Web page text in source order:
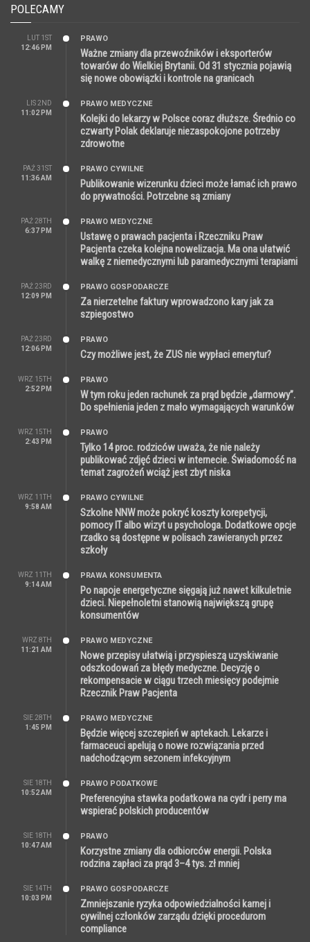
POLECAMY
LUT 1ST
12:46 PM
PRAWO
Ważne zmiany dla przewoźników i eksporterów
towarów do Wielkiej Brytanii. Od 31 stycznia pojawią
się nowe obowiązki i kontrole na granicach
LIS 2ND
11:02 PM
PRAWO MEDYCZNE
Kolejki do lekarzy w Polsce coraz dłuższe. Średnio co
czwarty Polak deklaruje niezaspokojone potrzeby
zdrowotne
PAŹ 31ST
11:36 AM
PRAWO CYWILNE
Publikowanie wizerunku dzieci może łamać ich prawo
do prywatności. Potrzebne są zmiany
PAŹ 28TH
6:37 PM
PRAWO MEDYCZNE
Ustawę o prawach pacjenta i Rzeczniku Praw
Pacjenta czeka kolejna nowelizacja. Ma ona ułatwić
walkę z niemedycznymi lub paramedycznymi terapiami
PAŹ 23RD
12:09 PM
PRAWO GOSPODARCZE
Za nierzetelne faktury wprowadzono kary jak za
szpiegostwo
PAŹ 23RD
12:06 PM
PRAWO
Czy możliwe jest, że ZUS nie wypłaci emerytur?
WRZ 15TH
2:52 PM
PRAWO
W tym roku jeden rachunek za prąd będzie „darmowy”.
Do spełnienia jeden z mało wymagających warunków
WRZ 15TH
2:43 PM
PRAWO
Tylko 14 proc. rodziców uważa, że nie należy
publikować zdjęć dzieci w internecie. Świadomość na
temat zagrożeń wciąż jest zbyt niska
WRZ 11TH
9:58 AM
PRAWO CYWILNE
Szkolne NNW może pokryć koszty korepetycji,
pomocy IT albo wizyt u psychologa. Dodatkowe opcje
rzadko są dostępne w polisach zawieranych przez
szkoły
WRZ 11TH
9:14 AM
PRAWA KONSUMENTA
Po napoje energetyczne sięgają już nawet kilkuletnie
dzieci. Niepełnoletni stanowią największą grupę
konsumentów
WRZ 8TH
11:21 AM
PRAWO MEDYCZNE
Nowe przepisy ułatwią i przyspieszą uzyskiwanie
odszkodowań za błędy medyczne. Decyzję o
rekompensacie w ciągu trzech miesięcy podejmie
Rzecznik Praw Pacjenta
SIE 28TH
1:45 PM
PRAWO MEDYCZNE
Będzie więcej szczepień w aptekach. Lekarze i
farmaceuci apelują o nowe rozwiązania przed
nadchodzącym sezonem infekcyjnym
SIE 18TH
10:52 AM
PRAWO PODATKOWE
Preferencyjna stawka podatkowa na cydr i perry ma
wspierać polskich producentów
SIE 18TH
10:47 AM
PRAWO
Korzystne zmiany dla odbiorców energii. Polska
rodzina zapłaci za prąd 3–4 tys. zł mniej
SIE 14TH
10:03 PM
PRAWO GOSPODARCZE
Zmniejszanie ryzyka odpowiedzialności karnej i
cywilnej członków zarządu dzięki procedurom
compliance